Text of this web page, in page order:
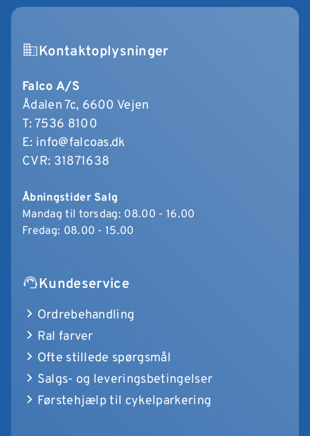
Kontaktoplysninger
Falco A/S
Ådalen 7c, 6600 Vejen
T:7536 8100
E: info@falcoas.dk
CVR: 31871638
Åbningstider Salg
Mandag til torsdag: 08.00 - 16.00
Fredag: 08.00 - 15.00
Kundeservice
Ordrebehandling
Ral farver
Ofte stillede spørgsmål
Salgs- og leveringsbetingelser
Førstehjælp til cykelparkering